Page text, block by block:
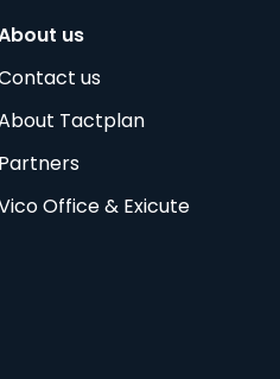
us
us
Tactplan
Partners
Office & Exicute